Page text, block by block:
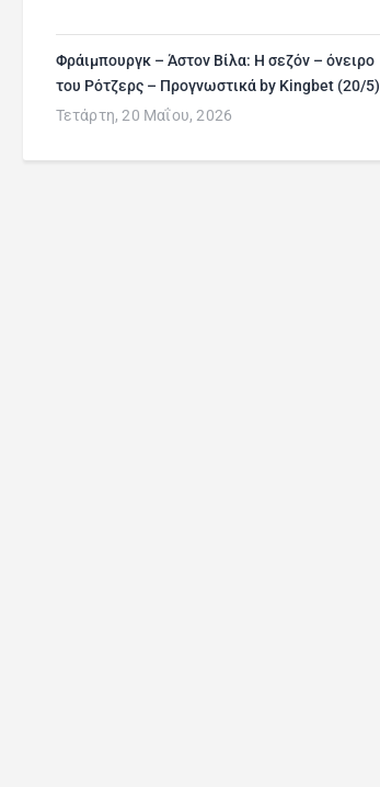
Φράιμπουργκ – Άστον Βίλα: Η σεζόν – όνειρο
του Ρότζερς – Προγνωστικά by Kingbet (20/5)
Τετάρτη, 20 Μαΐου, 2026